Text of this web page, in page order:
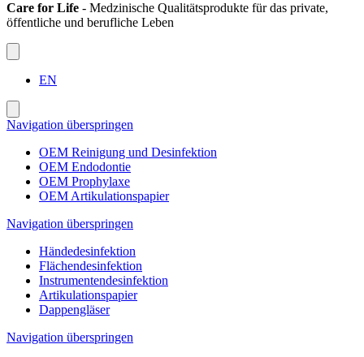
Care for Life - Medzinische Qualitätsprodukte für das private,
öffentliche und berufliche Leben
EN
Navigation überspringen
OEM Reinigung und Desinfektion
OEM Endodontie
OEM Prophylaxe
OEM Artikulationspapier
Navigation überspringen
Händedesinfektion
Flächendesinfektion
Instrumentendesinfektion
Artikulationspapier
Dappengläser
Navigation überspringen